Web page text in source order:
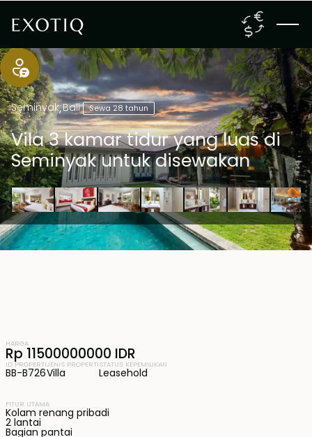
Seminyak,Bali Sewa 28 tahun
Vila 3 kamar tidur yang luas di
Seminyak untuk disewakan
HARGA
Rp 11500000000 IDR
ID PROPERTI
BB-B726
JENIS PROPERTI
Villa
STATUS KEPEMILIKAN
Leasehold
FITUR UTAMA
Kolam renang pribadi
2 lantai
Bagian pantai